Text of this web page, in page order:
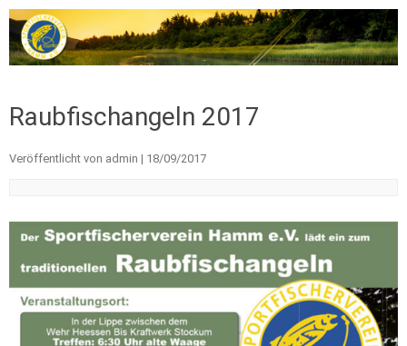
Raubfischangeln 2017
Veröffentlicht von admin | 18/09/2017